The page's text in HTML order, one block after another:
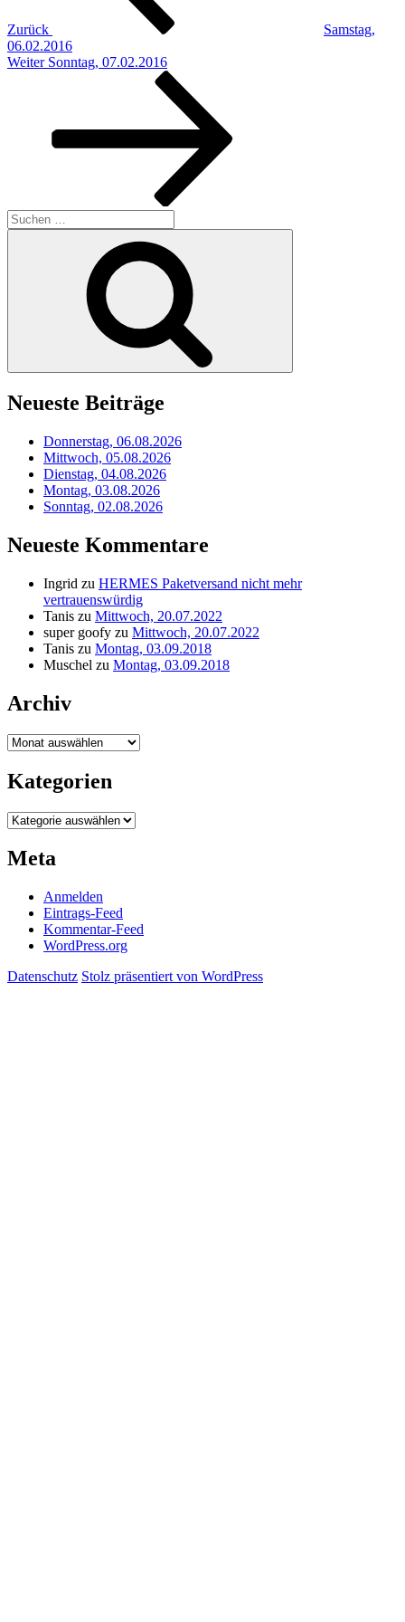
Zurück
Samstag,
06.02.2016
Nächster
Weiter Sonntag, 07.02.2016
Suchen
nach:
Neueste Beiträge
Donnerstag, 06.08.2026
Mittwoch, 05.08.2026
Dienstag, 04.08.2026
Montag, 03.08.2026
Sonntag, 02.08.2026
Neueste Kommentare
Ingrid zu HERMES Paketversand nicht mehr
vertrauenswürdig
Tanis zu Mittwoch, 20.07.2022
super goofy zu Mittwoch, 20.07.2022
Tanis zu Montag, 03.09.2018
Muschel zu Montag, 03.09.2018
Archiv
Archiv
Kategorien
Kategorien
Meta
Anmelden
Eintrags-Feed
Kommentar-Feed
WordPress.org
Datenschutz Stolz präsentiert von WordPress